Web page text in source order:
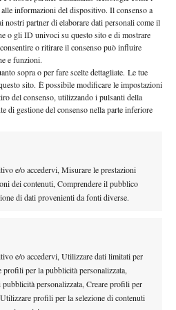
alle informazioni del dispositivo. Il consenso a
nostri partner di elaborare dati personali come il
o gli ID univoci su questo sito e di mostrare
o ritirare il consenso può influire
e funzioni.
sopra o per fare scelte dettagliate. Le tue
sito. È possibile modificare le impostazioni
del consenso, utilizzando i pulsanti della
di gestione del consenso nella parte inferiore
e/o accedervi, Misurare le prestazioni
dei contenuti, Comprendere il pubblico
di dati provenienti da fonti diverse.
e/o accedervi, Utilizzare dati limitati per
profili per la pubblicità personalizzata,
personalizzata, Creare profili per
profili per la selezione di contenuti
che correva, lottava. Quello
dal campo: “Per certi aspetti mi
competitivo, ma ha anche un
ha un bel sorriso, sa stare
arrabbiato di quanto fossi io alla
che mi ricordano il Fabio
che vederlo su quel campo mi ha
la vita di Cobolli, Fognini
“Oggi il tennis è molto diverso
Cambia la percezione che gli
aspettative più alte e lui dovrà
nuova dimensione“.
Ma quanto? “In questo momento